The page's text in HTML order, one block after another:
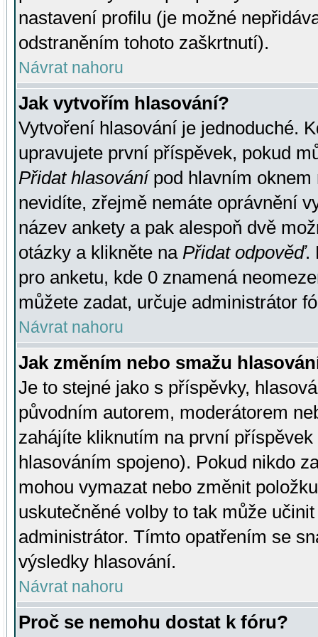
nastavení profilu (je možné
odstraněním tohoto zaškrtnutí).
Návrat nahoru
Jak vytvořím hlasování?
Vytvoření hlasování je jednoduché.
upravujete první příspěvek, pokud
Přidat hlasovánípod hlavním oknem
nevidíte, zřejmě nemáte oprávnění
název ankety a pak alespoň dvě
otázky a klikněte na Přidat odpověď.
pro anketu, kde 0 znamená
můžete zadat, určuje administrátor
Návrat nahoru
Jak změním nebo smažu
Je to stejné jako s příspěvky,
původním autorem, moderátorem
zahájíte kliknutím na první
hlasováním spojeno). Pokud nikdo
mohou vymazat nebo změnit
uskutečněné volby to tak může
administrátor. Tímto opatřením se
výsledky hlasování.
Návrat nahoru
Proč se nemohu dostat k fóru?